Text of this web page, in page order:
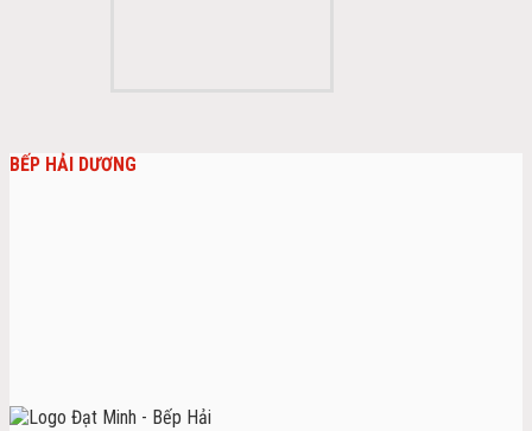
BẾP HẢI DƯƠNG